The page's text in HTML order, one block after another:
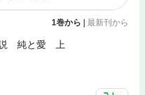
1巻から | 最新刊から
説 純と愛 上